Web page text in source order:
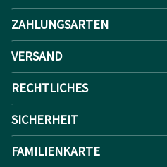
ZAHLUNGSARTEN
VERSAND
RECHTLICHES
SICHERHEIT
FAMILIENKARTE